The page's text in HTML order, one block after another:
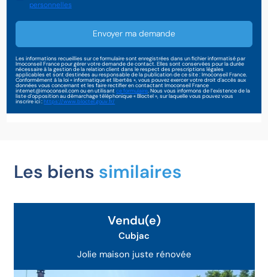
personnelles
Envoyer ma demande
Les informations recueillies sur ce formulaire sont enregistrées dans un fichier informatisé par
Imoconseil France pour gérer votre demande de contact. Elles sont conservées pour la durée
nécessaire à la gestion de la relation client dans le respect des prescriptions légales
applicables et sont destinées au responsable de la publication de ce site : Imoconseil France.
Conformément à la loi « informatique et libertés », vous pouvez exercer votre droit d'accès aux
données vous concernant et les faire rectifier en contactant Imoconseil France
internet@imoconseil.com ou en utilisantce formulaire. Nous vous informons de l’existence de la
liste d'opposition au démarchage téléphonique « Bloctel », sur laquelle vous pouvez vous
inscrire ici :https://www.bloctel.gouv.fr/
Les biens similaires
Jolie maison juste rénovée
Vendu(e)
Cubjac